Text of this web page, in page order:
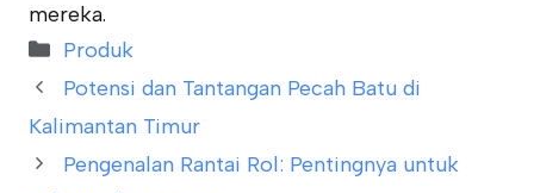
mereka.
Categories
Produk
Potensi dan Tantangan Pecah Batu di
Kalimantan Timur
Pengenalan Rantai Rol: Pentingnya untuk